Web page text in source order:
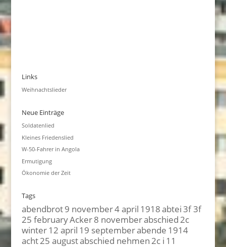
Links
Weihnachtslieder
Neue Einträge
Soldatenlied
Kleines Friedenslied
W-50-Fahrer in Angola
Ermutigung
Ökonomie der Zeit
Tags
abendbrot9 november4 april 1918abtei3f 3f
25 februaryAcker8 novemberabschied2c
winter12 april 19 septemberabende 1914
acht25 augustabschied nehmen2c i 11